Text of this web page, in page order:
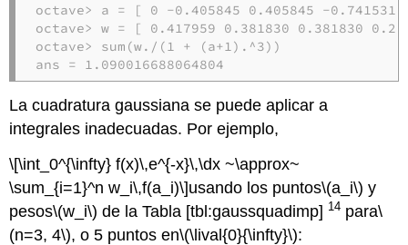
octave> a = [ 0 -0.405845 0.405845 -0.741531
octave> w = [ 0.417959 0.381830 0.381830
octave> sum(w./(1 + (a+1).^3))
ans = 1.090016688064804
La cuadratura gaussiana se puede aplicar a
integrales inadecuadas. Por ejemplo,
\[\int_0^{\infty} f(x)\,e^{-x}\,\dx ~\approx~
\sum_{i=1}^n w_i\,f(a_i)\]usando los puntos\(a_i\) y
pesos\(w_i\) de la Tabla [tbl:gaussquadimp] 14 para\
(n=3, 4\), o 5 puntos en\(\lival{0}{\infty}\):